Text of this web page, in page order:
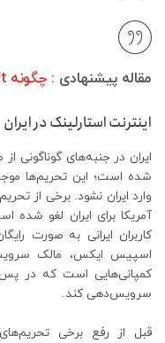
مقاله پیشنهادی : چگونه nft خود را بفروشیم
اینترنت استارلینک در ایران
ایران در جنبه‌های گوناگونی
شده است؛ این تحریم‌ها
وارد ایران نشود. برخی از
آمریکا برای ایران لغو
کاربران ایرانی به‌ صورت
اسپیس ایکس، مالک سرویس
کمپانی‌هایی است که در پس
سرویس‌دهی کند.
قبل از رفع برخی